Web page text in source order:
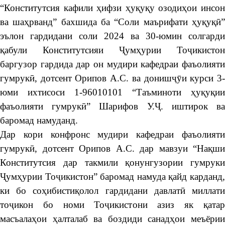
“Конститутсия кафили ҳифзи ҳуқуқу озодиҳои инсон
ва шаҳрванд” бахшида ба “Соли маърифати ҳуқуқӣ”
эълон гардидани соли 2024 ва 30-юмин солгарди
қабули Конститутсияи Ҷумҳурии Тоҷикистон
баргузор гардида дар он мудири кафедраи фаъолияти
гумрукӣ, дотсент Орипов А.С. ва донишҷӯи курси 3-
юми ихтисоси 1-96010101 “Таъминоти ҳуқуқии
фаъолияти гумрукӣ” Шарифов У.Ҷ. иштирок ва
баромад намуданд.
Дар кори конфронс мудири кафедраи фаъолияти
гумрукӣ, дотсент Орипов А.С. дар мавзуи “Нақши
Конститутсия дар такмили қонунгузории гумруки
Ҷумҳурии Тоҷикистон” баромад намуда қайд карданд,
ки бо соҳибистиқолол гардидани давлатӣ миллати
тоҷикон бо номи Тоҷикистони азиз як қатар
масъалаҳои ҳалталаб ва боздиди санадҳои меъёрии